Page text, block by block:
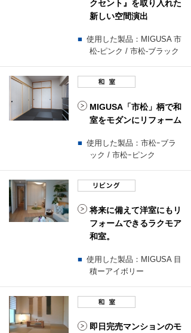
その他施設 >
クセント』を取り入れた
新しい空間演出
使用した製品：MIGUSA 市
松-ピンク / 市松-ブラック
MIGUSA「市松」柄で和
室をモダンにリフォーム
使用した製品：市松ｰブラ
ック / 市松ｰピンク
将来に備えて洋室にもリ
フォームできるラクモア
和室。
使用した製品：MIGUSA 目
積ーアイボリー
即日完売マンションのモ